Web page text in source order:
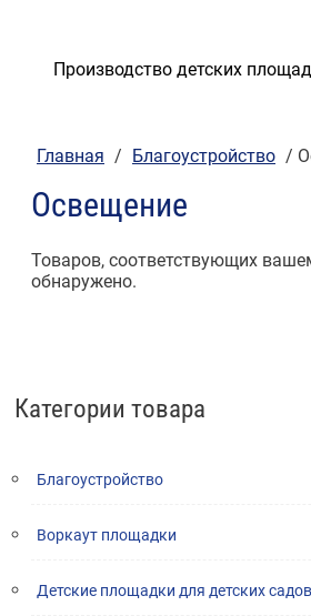
Производство детских
Категории товара
Благоустройство
Воркаут площадки
Детские площадки для детских садов
Главная / Благоустройство /
Освещение
Товаров, соответствующих
обнаружено.